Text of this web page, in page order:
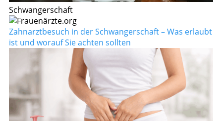
Schwangerschaft
Zahnarztbesuch in der Schwangerschaft – Was erlaubt
ist und worauf Sie achten sollten